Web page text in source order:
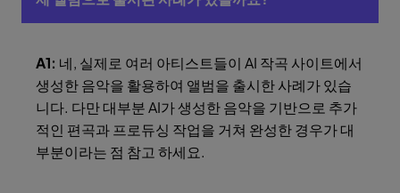
A1: 네, 실제로 여러 아티스트들이 AI 작곡 사이트에서
생성한 음악을 활용하여 앨범을 출시한 사례가 있습
니다. 다만 대부분 AI가 생성한 음악을 기반으로 추가
적인 편곡과 프로듀싱 작업을 거쳐 완성한 경우가 대
부분이라는 점 참고 하세요.